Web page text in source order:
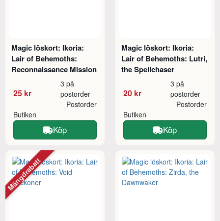
Magic löskort: Ikoria:
Lair of Behemoths:
Reconnaissance Mission
25 kr
3 på
postorder
Butiken
Postorder
Köp
Magic löskort: Ikoria:
Lair of Behemoths: Lutri,
the Spellchaser
20 kr
3 på
postorder
Butiken
Postorder
Köp
Mängdrabatt